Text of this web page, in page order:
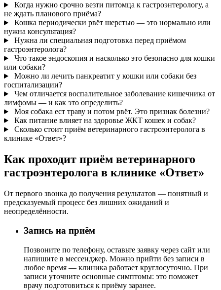
Когда нужно срочно везти питомца к гастроэнтерологу, а
не ждать планового приёма?
Кошка периодически рвёт шерстью — это нормально или
нужна консультация?
Нужна ли специальная подготовка перед приёмом
гастроэнтеролога?
Что такое эндоскопия и насколько это безопасно для кошки
или собаки?
Можно ли лечить панкреатит у кошки или собаки без
госпитализации?
Чем отличается воспалительное заболевание кишечника от
лимфомы — и как это определить?
Моя собака ест траву и потом рвёт. Это признак болезни?
Как питание влияет на здоровье ЖКТ кошек и собак?
Сколько стоит приём ветеринарного гастроэнтеролога в
клинике «Ответ»?
Как проходит приём ветеринарного
гастроэнтеролога в клинике «Ответ»
От первого звонка до получения результатов — понятный и
предсказуемый процесс без лишних ожиданий и
неопределённости.
Запись на приём
Позвоните по телефону, оставьте заявку через сайт или
напишите в мессенджер. Можно прийти без записи в
любое время — клиника работает круглосуточно. При
записи уточните основные симптомы: это поможет
врачу подготовиться к приёму заранее.